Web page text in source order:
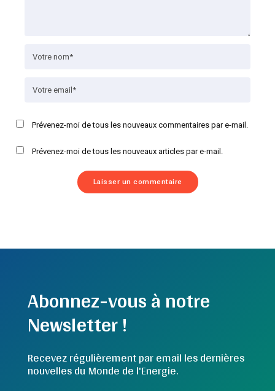
Prévenez-moi de tous les nouveaux commentaires par e-mail.
Prévenez-moi de tous les nouveaux articles par e-mail.
Abonnez-vous à notre
Newsletter !
Recevez régulièrement par email les dernières
nouvelles du Monde de l'Energie.